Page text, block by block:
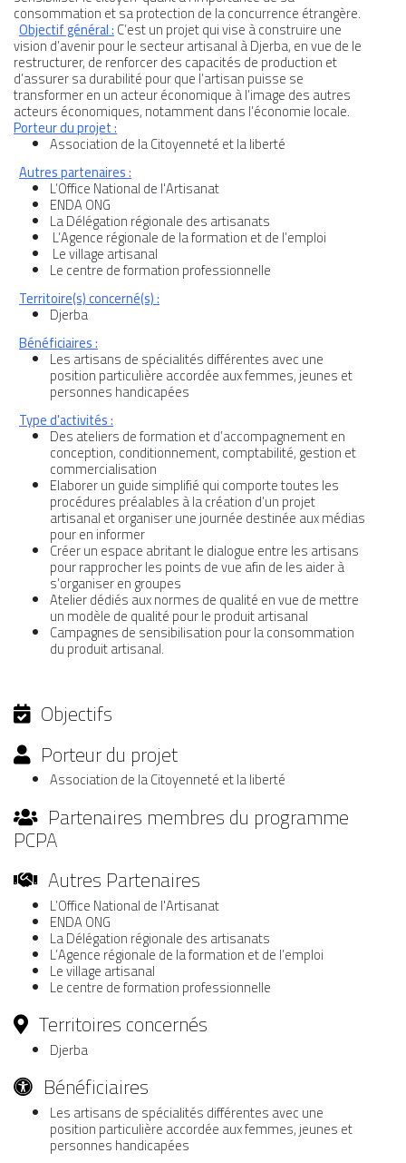
consommation et sa protection de la concurrence étrangère.
Objectif général :C’est un projet qui vise à construire une
vision d’avenir pour le secteur artisanal à Djerba, en vue de le
restructurer, de renforcer des capacités de production et
d’assurer sa durabilité pour que l’artisan puisse se
transformer en un acteur économique à l’image des autres
acteurs économiques, notamment dans l’économie locale.
Porteur du projet :
Association de la Citoyenneté et la liberté
Autres partenaires :
L’Office National de l'Artisanat
ENDA ONG
La Délégation régionale des artisanats
L’Agence régionale de la formation et de l’emploi
Le village artisanal
Le centre de formation professionnelle
Territoire(s) concerné(s) :
Djerba
Bénéficiaires :
Les artisans de spécialités différentes avec une
position particulière accordée aux femmes, jeunes et
personnes handicapées
Type d'activités :
Des ateliers de formation et d’accompagnement en
conception, conditionnement, comptabilité, gestion et
commercialisation
Elaborer un guide simplifié qui comporte toutes les
procédures préalables à la création d’un projet
artisanal et organiser une journée destinée aux médias
pour en informer
Créer un espace abritant le dialogue entre les artisans
pour rapprocher les points de vue afin de les aider à
s’organiser en groupes
Atelier dédiés aux normes de qualité en vue de mettre
un modèle de qualité pour le produit artisanal
Campagnes de sensibilisation pour la consommation
du produit artisanal.
Objectifs
Porteur du projet
Association de la Citoyenneté et la liberté
Partenaires membres du programme
PCPA
Autres Partenaires
L’Office National de l'Artisanat
ENDA ONG
La Délégation régionale des artisanats
L’Agence régionale de la formation et de l’emploi
Le village artisanal
Le centre de formation professionnelle
Territoires concernés
Djerba
Bénéficiaires
Les artisans de spécialités différentes avec une
position particulière accordée aux femmes, jeunes et
personnes handicapées